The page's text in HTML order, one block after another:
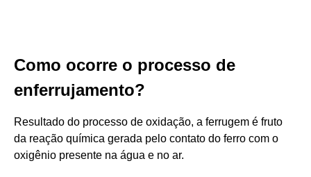
Como ocorre o processo de
enferrujamento?
Resultado do processo de oxidação, a ferrugem é fruto
da reação química gerada pelo contato do ferro com o
oxigênio presente na água e no ar.